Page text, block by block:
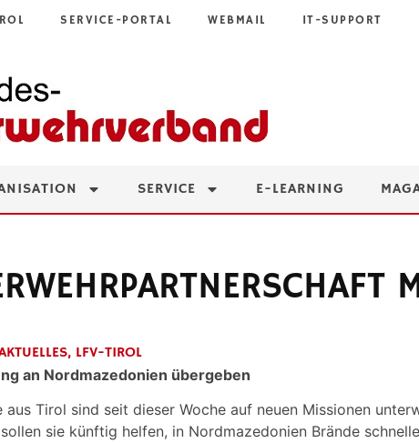
SERVICE-PORTAL WEBMAIL IT-SUPPORT
SERVICE E-LEARNING
, LFV-TIROL
an Nordmazedonien übergeben
aus Tirol sind seit dieser Woche auf neuen Missionen
sie künftig helfen, in Nordmazedonien Brände